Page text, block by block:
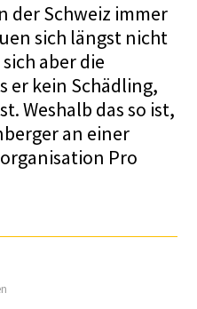
der Schweiz immer
sich längst nicht
aber die
er kein Schädling,
Weshalb das so ist,
an einer
Pro